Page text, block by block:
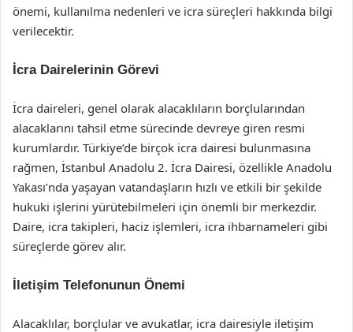
önemi, kullanılma nedenleri ve icra süreçleri hakkında bilgi
verilecektir.
İcra Dairelerinin Görevi
İcra daireleri, genel olarak alacaklıların borçlularından
alacaklarını tahsil etme sürecinde devreye giren resmi
kurumlardır. Türkiye’de birçok icra dairesi bulunmasına
rağmen, İstanbul Anadolu 2. İcra Dairesi, özellikle Anadolu
Yakası’nda yaşayan vatandaşların hızlı ve etkili bir şekilde
hukuki işlerini yürütebilmeleri için önemli bir merkezdir.
Daire, icra takipleri, haciz işlemleri, icra ihbarnameleri gibi
süreçlerde görev alır.
İletişim Telefonunun Önemi
Alacaklılar, borçlular ve avukatlar, icra dairesiyle iletişim